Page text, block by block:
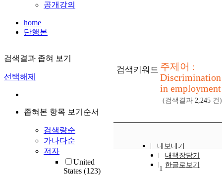
공개강의
home
단행본
검색결과 좁혀 보기
선택해제
좁혀본 항목 보기순서
검색량순
가나다순
저자
United
States (123)
검색키워드 주제어 :
Discrimination
in employment
(검색결과 2,245 건)
내보내기
내책장담기
한글로보기
1